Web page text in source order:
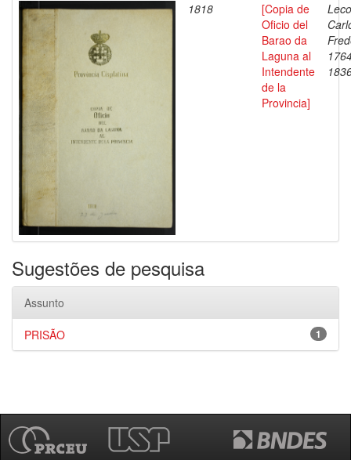
1818
[Copia de
Oficio del
Barao da
Laguna al
Intendente
de la
Provincia]
Sugestões de pesquisa
Assunto
1
PRISÃO